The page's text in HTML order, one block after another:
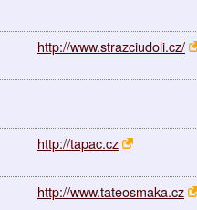
http://www.strazciudoli.cz/
http://tapac.cz
http://www.tateosmaka.cz